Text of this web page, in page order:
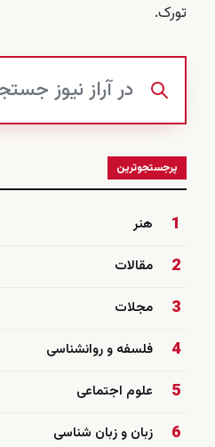
تورک.
پرجستجوترین
1 هنر
2 مقالات
3 مجلات
4 فلسفه و روانشناسی
5 علوم اجتماعی
6 زبان و زبان شناسی